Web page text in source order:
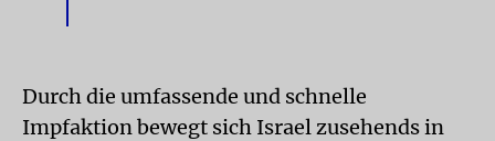
Durch die umfassende und schnelle
Impfaktion bewegt sich Israel zusehends in